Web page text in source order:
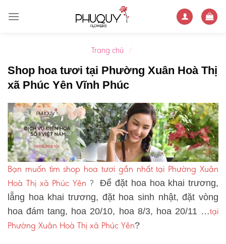
Trang chủ /
Shop hoa tươi tại Phường Xuân Hoà Thị
xã Phúc Yên Vĩnh Phúc
Bạn muốn tìm shop hoa tươi gần nhất tại Phường Xuân
Hoà Thị xã Phúc Yên ?Để đặt hoa hoa khai trương,
lẵng hoa khai trương, đặt hoa sinh nhật, đặt vòng
hoa đám tang, hoa 20/10, hoa 8/3, hoa 20/11 …tại
Phường Xuân Hoà Thị xã Phúc Yên?